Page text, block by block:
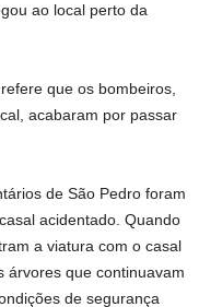
ao local perto da
que os bombeiros,
acabaram por passar
de São Pedro foram
acidentado. Quando
a viatura com o casal
árvores que continuavam
de segurança